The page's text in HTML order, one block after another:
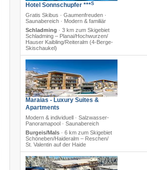
Hotel Sonnschupfer ***S
Gratis Skibus · Gaumenfreuden ·
Saunabereich · Modern & familiär
Schladming · 3 km zum Skigebiet
Schladming – Planai/​Hochwurzen/​
Hauser Kaibling/​Reiteralm (4-Berge-
Skischaukel)
Maraias - Luxury Suites &
Apartments
Modern & individuell · Salzwasser-
Panoramapool · Saunabereich
Burgeis/Mals· 6 km zum Skigebiet
Schöneben/​Haideralm – Reschen/​
St. Valentin auf der Haide